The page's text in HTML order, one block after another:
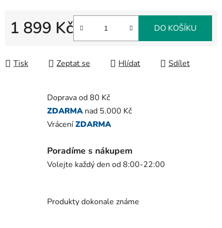
1 899 Kč DO KOŠÍKU
Tisk Zeptat se Hlídat Sdílet
Doprava od 80 Kč
ZDARMA nad 5.000 Kč
VráceníZDARMA
Poradíme s nákupem
Volejte každý den od 8:00-22:00
Produkty dokonale známe